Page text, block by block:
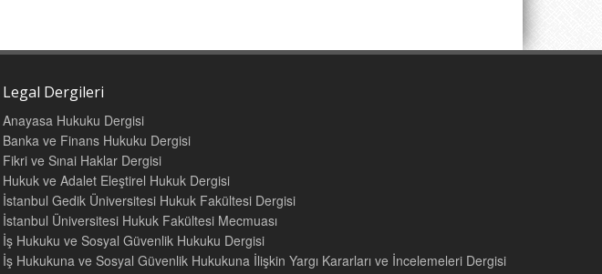
Legal Dergileri
Anayasa Hukuku Dergisi
Banka ve Finans Hukuku Dergisi
Fikri ve Sınai Haklar Dergisi
Hukuk ve Adalet Eleştirel Hukuk Dergisi
İstanbul Gedik Üniversitesi Hukuk Fakültesi Dergisi
İstanbul Üniversitesi Hukuk Fakültesi Mecmuası
İş Hukuku ve Sosyal Güvenlik Hukuku Dergisi
İş Hukukuna ve Sosyal Güvenlik Hukukuna İlişkin Yargı Kararları ve İncelemeleri Dergisi